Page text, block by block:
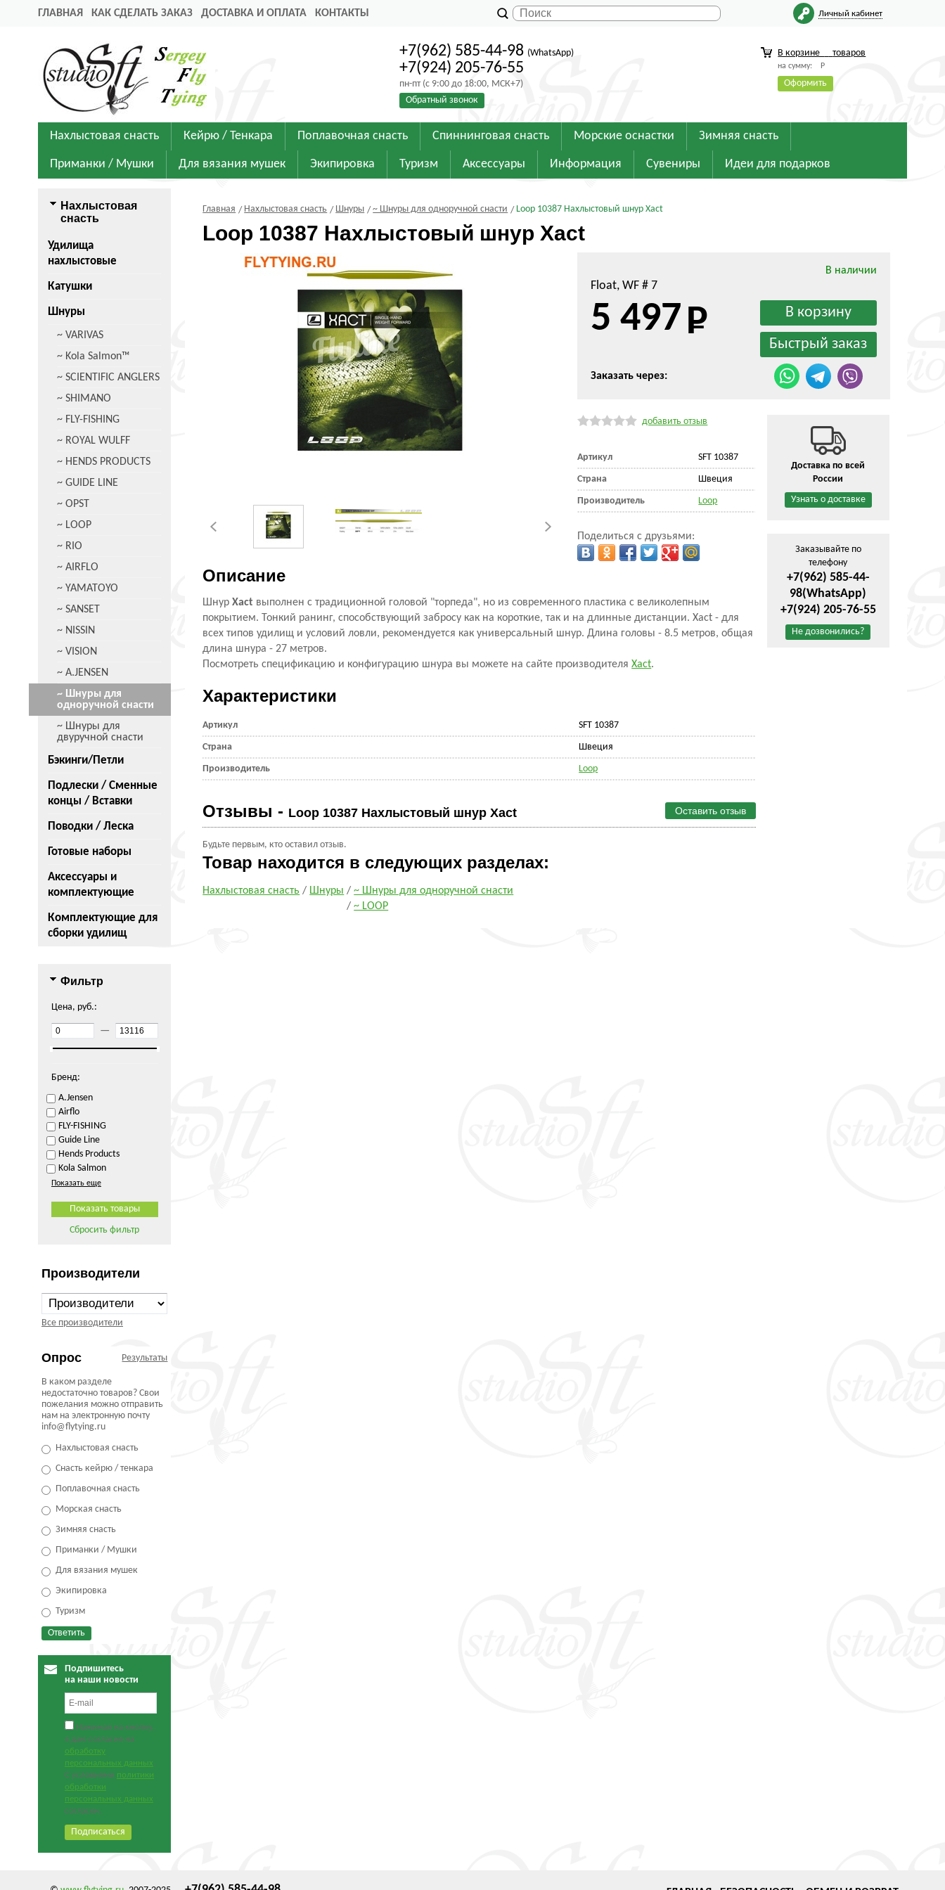
ГЛАВНАЯ КАК СДЕЛАТЬ ЗАКАЗ ДОСТАВКА И ОПЛАТА КОНТАКТЫ Личный кабинет
+7(962) 585-44-98 (WhatsApp)
+7(924) 205-76-55
пн-пт (с 9:00 до 18:00, МСК+7)
Обратный звонок
В корзине товаров
на сумму: Р
Оформить
Нахлыстовая снасть Кейрю / Тенкара Поплавочная снасть Спиннинговая снасть Морские оснастки Зимняя снасть
Приманки / Мушки Для вязания мушек Экипировка Туризм Аксессуары Информация Сувениры Идеи для подарков
Нахлыстовая
снасть
Удилища
нахлыстовые
Катушки
Шнуры
~ VARIVAS
~ Kola Salmon™
~ SCIENTIFIC ANGLERS
~ SHIMANO
~ FLY-FISHING
~ ROYAL WULFF
~ HENDS PRODUCTS
~ GUIDE LINE
~ OPST
~ LOOP
~ RIO
~ AIRFLO
~ YAMATOYO
~ SANSET
~ NISSIN
~ VISION
~ A.JENSEN
~ Шнуры для
одноручной снасти
~ Шнуры для
двуручной снасти
Бэкинги/Петли
Подлески / Сменные
концы / Вставки
Поводки / Леска
Готовые наборы
Аксессуары и
комплектующие
Комплектующие для
сборки удилищ
Фильтр
Цена, руб.:
—
Бренд:
A.Jensen
Airflo
FLY-FISHING
Guide Line
Hends Products
Kola Salmon
Показать еще
Сбросить фильтр
Производители
Все производители
Опрос Результаты
В каком разделе
недостаточно товаров? Свои
пожелания можно отправить
нам на электронную почту
info@flytying.ru
Нахлыстовая снасть
Снасть кейрю / тенкара
Поплавочная снасть
Морская снасть
Зимняя снасть
Приманки / Мушки
Для вязания мушек
Экипировка
Туризм
Подпишитесь
на наши новости
Нажимая на кнопку,
я даю согласие на
обработку
персональных данных.
С условиями политики
обработки
персональных данных
согласен.
Главная Нахлыстовая снасть Шнуры ~ Шнуры для одноручной снасти Loop 10387 Нахлыстовый шнур Xact
Loop 10387 Нахлыстовый шнур Xact
В наличии
Float, WF # 7
5 497
Заказать через:
добавить отзыв
Артикул SFT 10387
Страна Швеция
Производитель Loop
Поделиться с друзьями:
Описание
ШнурXact выполнен с традиционной головой "торпеда", но из современного пластика с великолепным
покрытием. Тонкий ранинг, способствующий забросу как на короткие, так и на длинные дистанции. Xact - для
всех типов удилищ и условий ловли, рекомендуется как универсальный шнур. Длина головы - 8.5 метров, общая
длина шнура - 27 метров.
Посмотреть спецификацию и конфигурацию шнура вы можете на сайте производителяXact.
Характеристики
Артикул SFT 10387
Страна Швеция
Производитель Loop
Отзывы - Loop 10387 Нахлыстовый шнур Xact Оставить отзыв
Будьте первым, кто оставил отзыв.
Доставка по всей
России
Узнать о доставке
Заказывайте по
телефону
+7(962) 585-44-
98(WhatsApp)
+7(924) 205-76-55
Не дозвонились?
Товар находится в следующих разделах:
Нахлыстовая снасть / Шнуры /~ Шнуры для одноручной снасти
/~ LOOP